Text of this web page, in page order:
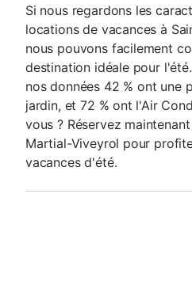
Si nous regardons les
locations de vacances à
nous pouvons facilement
destination idéale pour
nos données 42 % ont une
jardin, et 72 % ont l'Air
vous ? Réservez
Martial-Viveyrol pour
vacances d'été.